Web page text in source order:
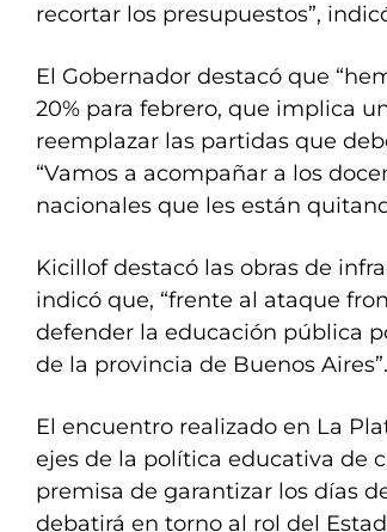
recortar los presupuestos”,
El Gobernador destacó que
20% para febrero, que implica
reemplazar las partidas que
“Vamos a acompañar a los
nacionales que les están
Kicillof destacó las obras de
indicó que, “frente al ataque
defender la educación pública
de la provincia de Buenos Aires”.
El encuentro realizado en La
ejes de la política educativa de
premisa de garantizar los días
debatirá en torno al rol del